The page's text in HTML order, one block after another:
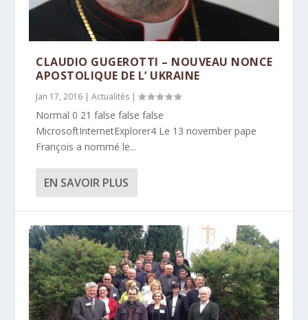
CLAUDIO GUGEROTTI – NOUVEAU NONCE
APOSTOLIQUE DE L’ UKRAINE
Jan 17, 2016 |Actualités |
Normal 0 21 false false false
MicrosoftInternetExplorer4 Le 13 november pape
François a nommé le...
EN SAVOIR PLUS